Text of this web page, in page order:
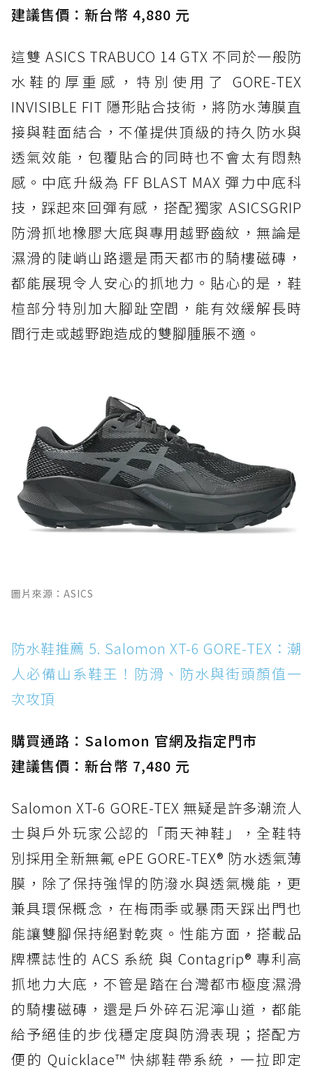
建議售價：新台幣 4,880 元
這雙 ASICS TRABUCO 14 GTX 不同於一般防
水鞋的厚重感，特別使用了 GORE-TEX
INVISIBLE FIT 隱形貼合技術，將防水薄膜直
接與鞋面結合，不僅提供頂級的持久防水與
透氣效能，包覆貼合的同時也不會太有悶熱
感。中底升級為 FF BLAST MAX 彈力中底科
技，踩起來回彈有感，搭配獨家 ASICSGRIP
防滑抓地橡膠大底與專用越野齒紋，無論是
濕滑的陡峭山路還是雨天都市的騎樓磁磚，
都能展現令人安心的抓地力。貼心的是，鞋
楦部分特別加大腳趾空間，能有效緩解長時
間行走或越野跑造成的雙腳腫脹不適。
圖片來源：ASICS
防水鞋推薦 5. Salomon XT-6 GORE-TEX：潮
人必備山系鞋王！防滑、防水與街頭顏值一
次攻頂
購買通路：Salomon 官網及指定門市
建議售價：新台幣 7,480 元
Salomon XT-6 GORE-TEX 無疑是許多潮流人
士與戶外玩家公認的「雨天神鞋」，全鞋特
別採用全新無氟 ePE GORE-TEX® 防水透氣薄
膜，除了保持強悍的防潑水與透氣機能，更
兼具環保概念，在梅雨季或暴雨天踩出門也
能讓雙腳保持絕對乾爽。性能方面，搭載品
牌標誌性的 ACS 系統 與 Contagrip® 專利高
抓地力大底，不管是踏在台灣都市極度濕滑
的騎樓磁磚，還是戶外碎石泥濘山道，都能
給予絕佳的步伐穩定度與防滑表現；搭配方
便的 Quicklace™ 快綁鞋帶系統，一拉即定